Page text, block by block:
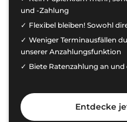
und -Zahlung
Flexibel bleiben! Sowohl
Weniger Terminausfällen
unserer Anzahlungsfunktion
Biete Ratenzahlung an
Entdecke